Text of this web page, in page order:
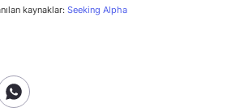
kaynaklar: Seeking Alpha